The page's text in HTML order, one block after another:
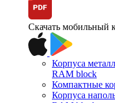
Скачать мобильный
Корпуса
RAM block
Компактные
Корпуса